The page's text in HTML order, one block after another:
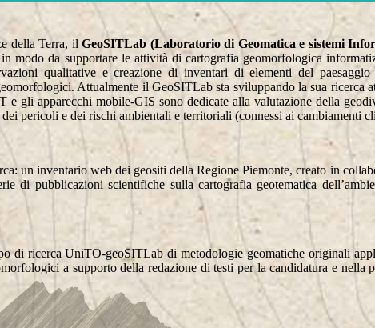
della Terra, il GeoSITLab (Laboratorio di Geomatica e sistemi
modo da supportare le attività di cartografia geomorfologica
qualitative e creazione di inventari di elementi del
Attualmente il GeoSITLab sta sviluppando la sua
e gli apparecchi mobile-GIS sono dedicate alla valutazione della
pericoli e dei rischi ambientali e territoriali (connessi ai cambiamenti
un inventario web dei geositi della Regione Piemonte, creato in
di pubblicazioni scientifiche sulla cartografia geotematica
di ricerca UniTO-geoSITLab di metodologie geomatiche originali
a supporto della redazione di testi per la candidatura e